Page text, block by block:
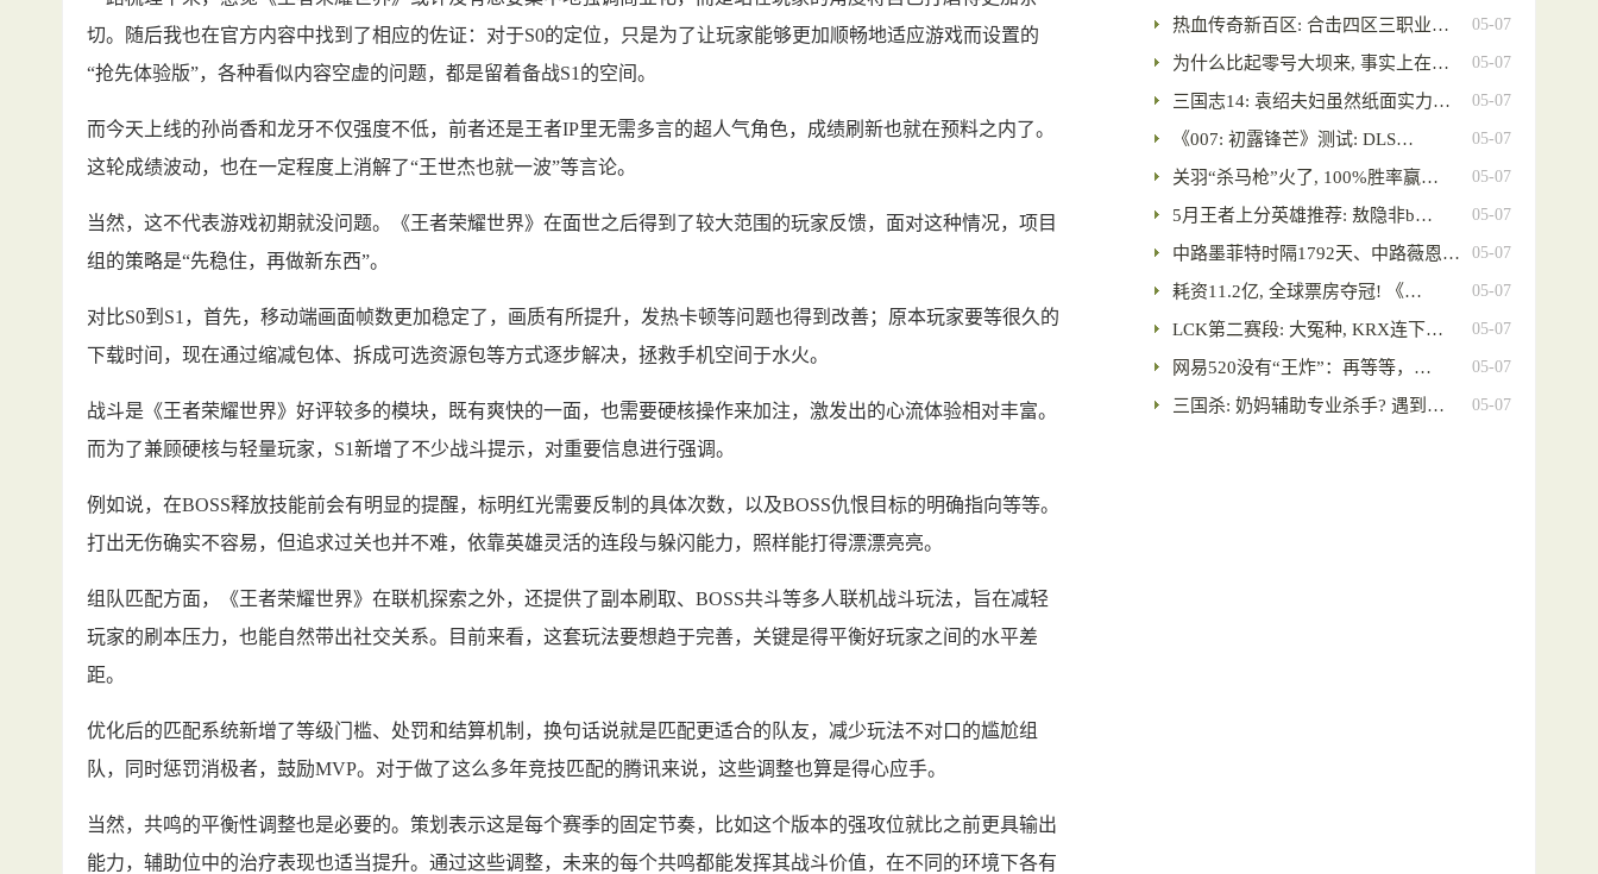
切。随后我也在官方内容中找到了相应的佐证：对于S0的定位，只是为了让玩家能够更加顺畅地适应游戏而设置的
“抢先体验版”，各种看似内容空虚的问题，都是留着备战S1的空间。
而今天上线的孙尚香和龙牙不仅强度不低，前者还是王者IP里无需多言的超人气角色，成绩刷新也就在预料之内了。
这轮成绩波动，也在一定程度上消解了“王世杰也就一波”等言论。
当然，这不代表游戏初期就没问题。《王者荣耀世界》在面世之后得到了较大范围的玩家反馈，面对这种情况，项目
组的策略是“先稳住，再做新东西”。
对比S0到S1，首先，移动端画面帧数更加稳定了，画质有所提升，发热卡顿等问题也得到改善；原本玩家要等很久的
下载时间，现在通过缩减包体、拆成可选资源包等方式逐步解决，拯救手机空间于水火。
战斗是《王者荣耀世界》好评较多的模块，既有爽快的一面，也需要硬核操作来加注，激发出的心流体验相对丰富。
而为了兼顾硬核与轻量玩家，S1新增了不少战斗提示，对重要信息进行强调。
例如说，在BOSS释放技能前会有明显的提醒，标明红光需要反制的具体次数，以及BOSS仇恨目标的明确指向等等。
打出无伤确实不容易，但追求过关也并不难，依靠英雄灵活的连段与躲闪能力，照样能打得漂漂亮亮。
组队匹配方面，《王者荣耀世界》在联机探索之外，还提供了副本刷取、BOSS共斗等多人联机战斗玩法，旨在减轻
玩家的刷本压力，也能自然带出社交关系。目前来看，这套玩法要想趋于完善，关键是得平衡好玩家之间的水平差
距。
优化后的匹配系统新增了等级门槛、处罚和结算机制，换句话说就是匹配更适合的队友，减少玩法不对口的尴尬组
队，同时惩罚消极者，鼓励MVP。对于做了这么多年竞技匹配的腾讯来说，这些调整也算是得心应手。
当然，共鸣的平衡性调整也是必要的。策划表示这是每个赛季的固定节奏，比如这个版本的强攻位就比之前更具输出
能力，辅助位中的治疗表现也适当提升。通过这些调整，未来的每个共鸣都能发挥其战斗价值，在不同的环境下各有
05-07
热血传奇新百区: 合击四区三职业…
05-07
为什么比起零号大坝来, 事实上在…
05-07
三国志14: 袁绍夫妇虽然纸面实力…
05-07
《007: 初露锋芒》测试: DLS…
05-07
关羽“杀马枪”火了, 100%胜率赢…
05-07
5月王者上分英雄推荐: 敖隐非b…
05-07
中路墨菲特时隔1792天、中路薇恩…
05-07
耗资11.2亿, 全球票房夺冠! 《…
05-07
LCK第二赛段: 大冤种, KRX连下…
05-07
网易520没有“王炸”：再等等，…
05-07
三国杀: 奶妈辅助专业杀手? 遇到…